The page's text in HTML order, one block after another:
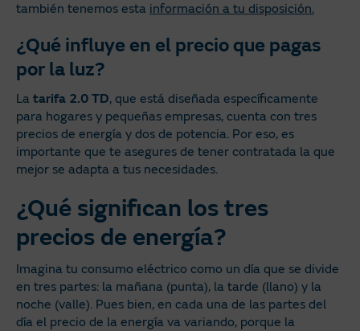
también tenemos esta información a tu disposición.
¿Qué influye en el precio que pagas
por la luz?
La tarifa 2.0 TD, que está diseñada específicamente
para hogares y pequeñas empresas, cuenta con tres
precios de energía y dos de potencia. Por eso, es
importante que te asegures de tener contratada la que
mejor se adapta a tus necesidades.
¿Qué significan los tres
precios de energía?
Imagina tu consumo eléctrico como un día que se divide
en tres partes: la mañana (punta), la tarde (llano) y la
noche (valle). Pues bien, en cada una de las partes del
día el precio de la energía va variando, porque la